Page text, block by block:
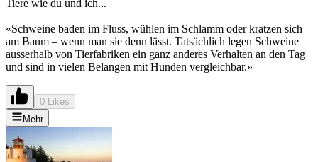
Tiere wie du und ich...
«Schweine baden im Fluss, wühlen im Schlamm oder kratzen sich
am Baum – wenn man sie denn lässt. Tatsächlich legen Schweine
ausserhalb von Tierfabriken ein ganz anderes Verhalten an den Tag
und sind in vielen Belangen mit Hunden vergleichbar.»
0 Likes
Mehr